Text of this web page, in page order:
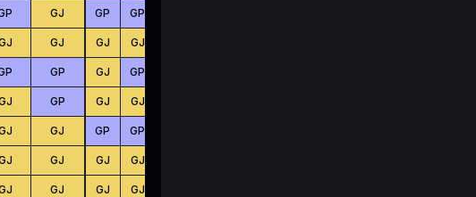
GJ
GJ
GP
GP
GJ
GJ
GJ
GP GP
GJ GJ
GJ GP
GJ GJ
GP GP
GJ GJ
GJ GJ